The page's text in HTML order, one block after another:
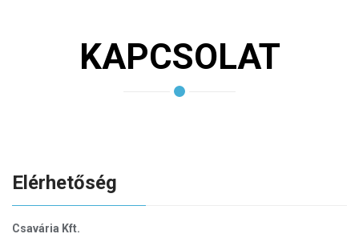
KAPCSOLAT
Elérhetőség
Csavária Kft.